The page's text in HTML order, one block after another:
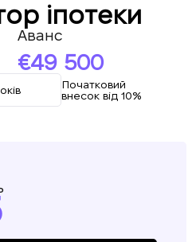
іпотеки
Аванс
49 500
Початковий
внесок від 10%